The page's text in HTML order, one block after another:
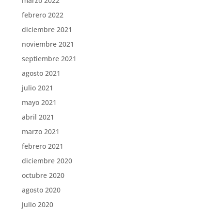
febrero 2022
diciembre 2021
noviembre 2021
septiembre 2021
agosto 2021
julio 2021
mayo 2021
abril 2021
marzo 2021
febrero 2021
diciembre 2020
octubre 2020
agosto 2020
julio 2020